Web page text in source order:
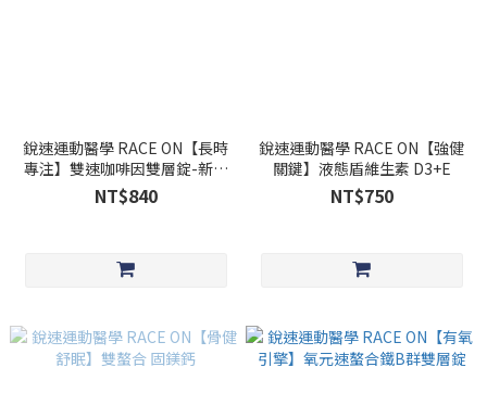
銳速運動醫學 RACE ON【長時
專注】雙速咖啡因雙層錠-新包
裝
NT$840
銳速運動醫學 RACE ON【強健
關鍵】液態盾維生素 D3+E
NT$750